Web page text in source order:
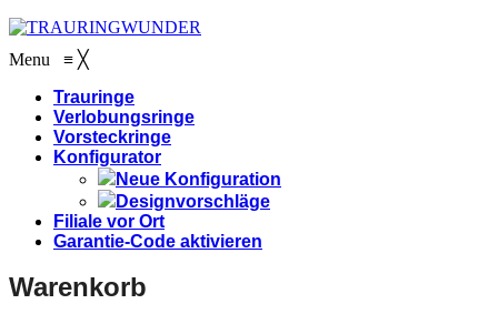
Menu ≡ ╳
Trauringe
Verlobungsringe
Vorsteckringe
Konfigurator
Neue Konfiguration
Designvorschläge
Filiale vor Ort
Garantie-Code aktivieren
Warenkorb